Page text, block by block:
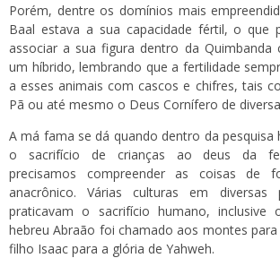
Porém, dentre os domínios mais
Baal estava a sua capacidade fértil, o que
associar a sua figura dentro da
um híbrido, lembrando que a fertilidade
a esses animais com cascos e chifres, tais
Pã ou até mesmo o Deus Cornífero de
A má fama se dá quando dentro da pesquisa
o sacrifício de crianças ao deus da
precisamos compreender as coisas de
anacrônico. Várias culturas em
praticavam o sacrifício humano, inclusive
hebreu Abraão foi chamado aos montes
filho Isaac para a glória de Yahweh.